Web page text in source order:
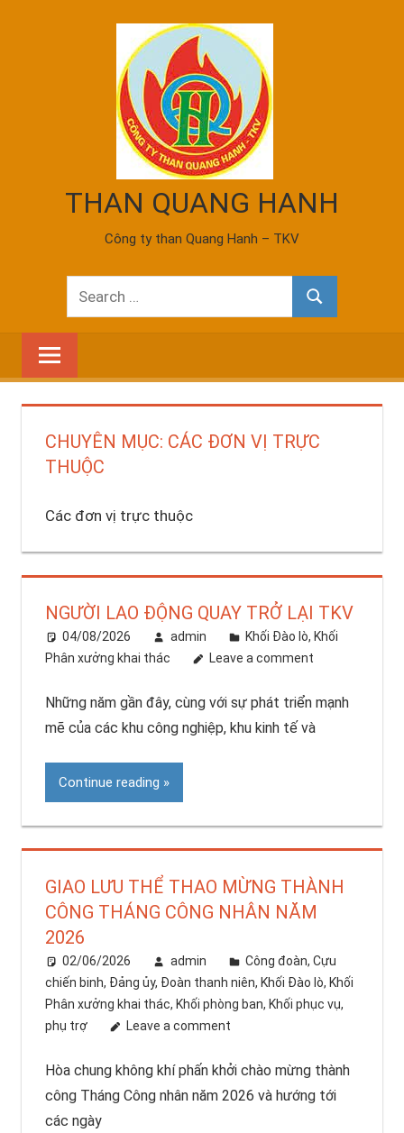
THAN QUANG HANH
Công ty than Quang Hanh – TKV
Search
for:
Search
CHUYÊN MỤC: CÁC ĐƠN VỊ TRỰC
THUỘC
Các đơn vị trực thuộc
NGƯỜI LAO ĐỘNG QUAY TRỞ LẠI TKV
04/08/2026 admin Khối Đào lò, Khối
Phân xưởng khai thác
Leave a comment
Những năm gần đây, cùng với sự phát triển mạnh
mẽ của các khu công nghiệp, khu kinh tế và
Continue reading
GIAO LƯU THỂ THAO MỪNG THÀNH
CÔNG THÁNG CÔNG NHÂN NĂM
2026
02/06/2026 admin Công đoàn,Cựu
chiến binh, Đảng ủy, Đoàn thanh niên, Khối Đào lò, Khối
Phân xưởng khai thác, Khối phòng ban, Khối phục vụ,
phụ trợ
Leave a comment
Hòa chung không khí phấn khởi chào mừng thành
công Tháng Công nhân năm 2026 và hướng tới
các ngày